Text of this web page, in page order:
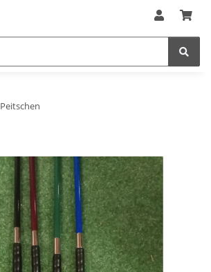
Peitschen